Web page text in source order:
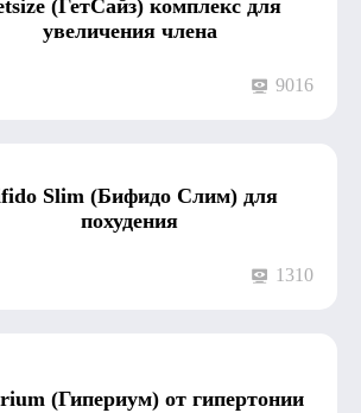
(ГетСайз) комплекс для
увеличения члена
9016
Slim (Бифидо Слим) для
похудения
1310
(Гипериум) от гипертонии